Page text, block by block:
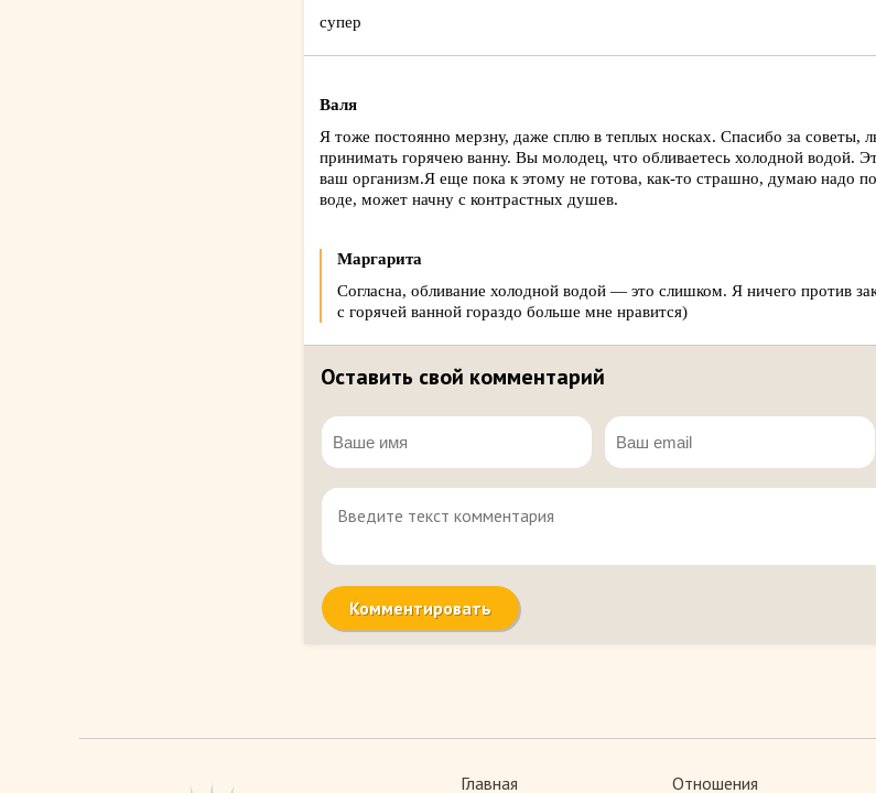
супер
Валя
Я тоже постоянно мерзну, даже сплю в теплых носках. Спасибо за советы,
принимать горячею ванну. Вы молодец, что обливаетесь холодной водой.
ваш организм.Я еще пока к этому не готова, как-то страшно, думаю надо
воде, может начну с контрастных душев.
Маргарита
Согласна, обливание холодной водой — это слишком. Я ничего против
с горячей ванной гораздо больше мне нравится)
Оставить свой комментарий
Главная Отношения